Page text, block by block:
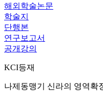
해외학술논문
학술지
단행본
연구보고서
공개강의
KCI등재
나제동맹기 신라의 영역확